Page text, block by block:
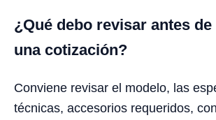
¿Qué debo revisar antes
una cotización?
Conviene revisar el modelo, las
técnicas, accesorios requeridos,